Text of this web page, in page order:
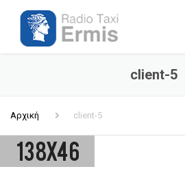
client-5
Αρχική client-5